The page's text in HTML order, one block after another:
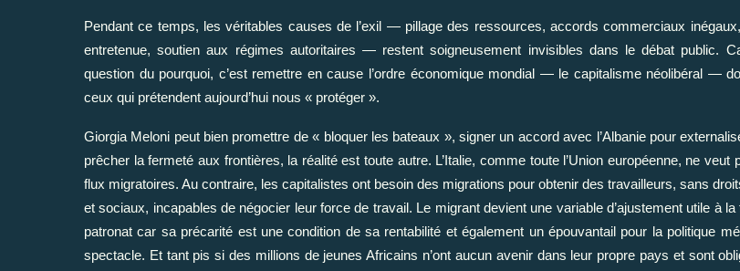
Pendant ce temps, les véritables causes de l’exil — pillage des ressources, accords commerciaux
entretenue, soutien aux régimes autoritaires — restent soigneusement invisibles dans le débat public.
question du pourquoi, c’est remettre en cause l’ordre économique mondial — le capitalisme néolibéral —
ceux qui prétendent aujourd’hui nous « protéger ».
Giorgia Meloni peut bien promettre de « bloquer les bateaux », signer un accord avec l’Albanie pour
prêcher la fermeté aux frontières, la réalité est toute autre. L’Italie, comme toute l’Union européenne, ne veut
flux migratoires. Au contraire, les capitalistes ont besoin des migrations pour obtenir des travailleurs, sans
et sociaux, incapables de négocier leur force de travail. Le migrant devient une variable d’ajustement utile à la
patronat car sa précarité est une condition de sa rentabilité et également un épouvantail pour la politique
spectacle. Et tant pis si des millions de jeunes Africains n’ont aucun avenir dans leur propre pays et sont